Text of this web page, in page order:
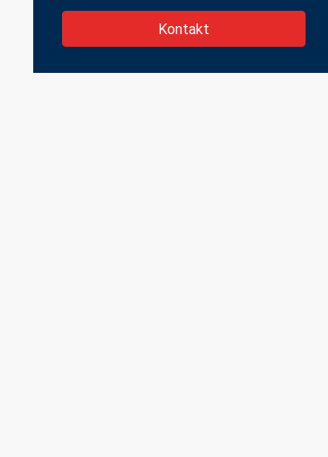
Kontakt